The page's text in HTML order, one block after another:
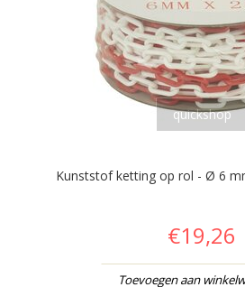
quickshop
Kunststof ketting op rol - Ø 6
€19,26
Toevoegen aan